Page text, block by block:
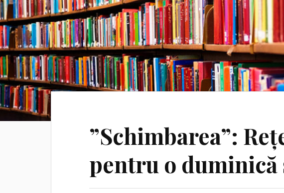
”Schimbarea”:
pentru o duminică